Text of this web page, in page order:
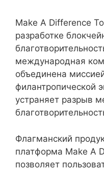
Make A Difference
разработке
международная
объединена
филантропической
устраняет разрыв
Флагманский
платформа Make A
позволяет